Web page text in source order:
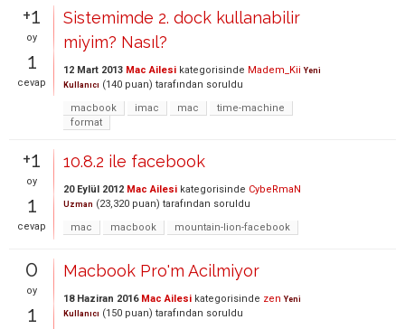
+1
oy
1
cevap
Sistemimde 2. dock kullanabilir
miyim? Nasıl?
12 Mart 2013 Mac Ailesi kategorisinde Madem_Kii Yeni
Kullanıcı (140 puan) tarafından soruldu
macbook
imac mac
time-machine
format
+1
oy
1
cevap
10.8.2 ile facebook
20 Eylül 2012 Mac Ailesi kategorisinde CybeRmaN
Uzman (23,320 puan) tarafından soruldu
mac
macbook mountain-lion-facebook
0
oy
1
Macbook Pro'm Acilmiyor
18 Haziran 2016 Mac Ailesi kategorisinde zen Yeni
Kullanıcı (150 puan) tarafından soruldu